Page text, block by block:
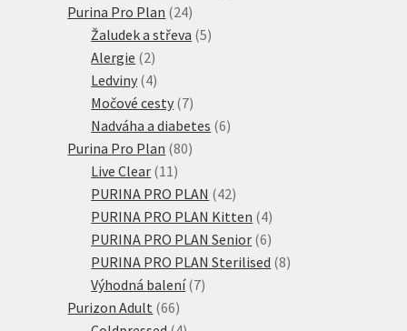
Purina Pro Plan 2424
produktů
Žaludek a střeva 55
Alergie 22
produkty
Ledviny 44
produkty
Močové cesty 77
produktů
Nadváha a diabetes 66
Purina Pro Plan 8080
Live Clear 11 11
produktů
PURINA PRO PLAN 4242
produktů
PURINA PRO PLAN Kitten 44
produkty
PURINA PRO PLAN Senior 66
produktů
PURINA PRO PLAN Sterilised 88
Výhodná balení 77
Purizon Adult 6666